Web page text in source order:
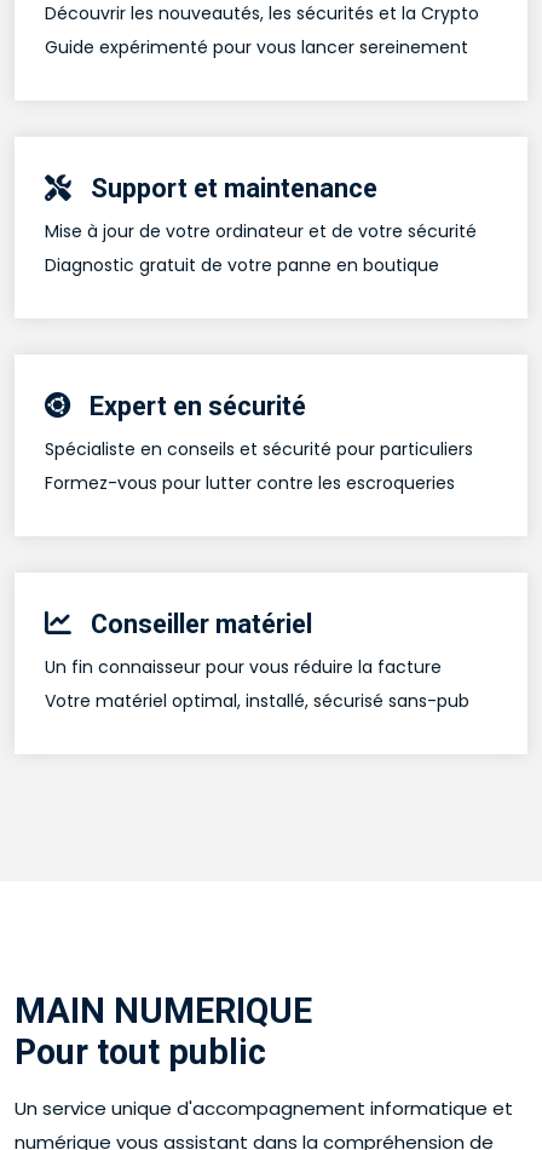
Découvrir les nouveautés, les sécurités et la Crypto
Guide expérimenté pour vous lancer sereinement
Support et maintenance
Mise à jour de votre ordinateur et de votre sécurité
Diagnostic gratuit de votre panne en boutique
Expert en sécurité
Spécialiste en conseils et sécurité pour particuliers
Formez-vous pour lutter contre les escroqueries
Conseiller matériel
Un fin connaisseur pour vous réduire la facture
Votre matériel optimal, installé, sécurisé sans-pub
MAIN NUMERIQUE
Pour tout public
Un service unique d'accompagnement informatique et
numérique vous assistant dans la compréhension de